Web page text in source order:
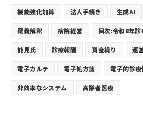
機能強化加算 法人手続き 生成AI
疑義解釈 病院経営 目次:令和8年診
能見氏 診療報酬 資金繰り 運
電子カルテ 電子処方箋 電子的診
非効率なシステム 高齢者医療